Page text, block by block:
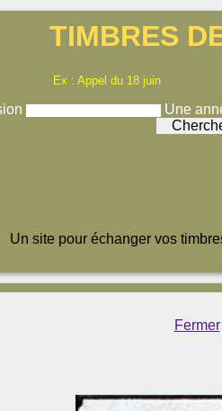
TIMBRES
Ex : Appel du 18 juin
Une
Un site pour échanger vos
Fermer